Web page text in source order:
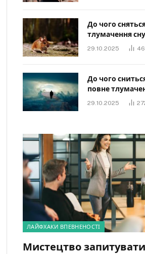
До чого
тлумачення
29.10.2025
До чого
повне
має знати кожен
29.10.2025
ЛАЙФХАКИ ВПЕВНЕНОСТІ
Мистецтво